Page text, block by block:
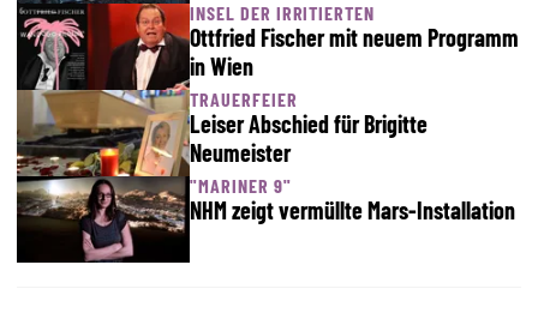
INSEL DER IRRITIERTEN
Ottfried Fischer mit neuem Programm
in Wien
TRAUERFEIER
Leiser Abschied für Brigitte
Neumeister
"MARINER 9"
NHM zeigt vermüllte Mars-Installation